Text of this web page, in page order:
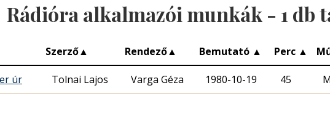
Rádióra alkalmazói munkák - 1 db
Szerző▲ Rendező▲ Bemutató ▲ Perc ▲
úr Tolnai Lajos Varga Géza 1980-10-19 45